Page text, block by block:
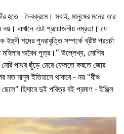
হতে - দৈবক্রমে। সবাই, মানুষের মনের ধরে
নয়। এখানে এটা প্রয়োজনীয় নম্রতা। যে
শব্দের পুনরাবৃত্তি সম্পর্কে খ্রীষ্ট পরচর্চা
মহিলার অবৈধ পুত্র।" উল্লেখ্য, মোশির
পাথর ছুঁড়ে মেরে ফেলতে করতে জোর
মত মানুষ ইতিহাসে থাকবে - নয় "যীশু
হিসাবে দুই পবিত্র বই প্রমাণ - ইঞ্জিল